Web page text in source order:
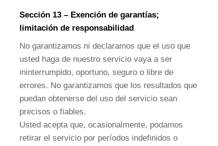
Sección 13 – Exención de garantías;
limitación de responsabilidad
No garantizamos ni declaramos que el uso que
usted haga de nuestro servicio vaya a ser
ininterrumpido, oportuno, seguro o libre de
errores. No garantizamos que los resultados que
puedan obtenerse del uso del servicio sean
precisos o fiables.
Usted acepta que, ocasionalmente, podamos
retirar el servicio por períodos indefinidos o